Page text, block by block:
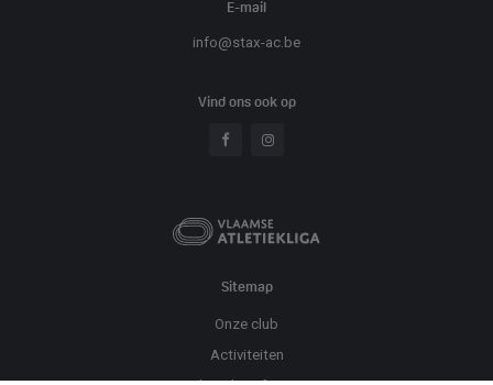
E-mail
info@stax-ac.be
Vind ons ook op
Sitemap
Onze club
Activiteiten